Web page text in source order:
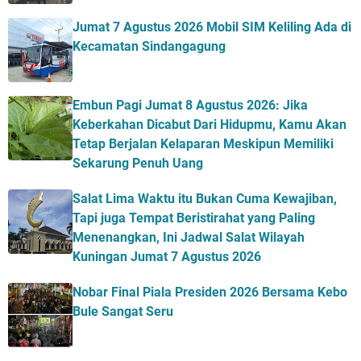
Jumat 7 Agustus 2026 Mobil SIM Keliling Ada di
Kecamatan Sindangagung
Embun Pagi Jumat 8 Agustus 2026: Jika
Keberkahan Dicabut Dari Hidupmu, Kamu Akan
Tetap Berjalan Kelaparan Meskipun Memiliki
Sekarung Penuh Uang
Salat Lima Waktu itu Bukan Cuma Kewajiban,
Tapi juga Tempat Beristirahat yang Paling
Menenangkan, Ini Jadwal Salat Wilayah
Kuningan Jumat 7 Agustus 2026
Nobar Final Piala Presiden 2026 Bersama Kebo
Bule Sangat Seru